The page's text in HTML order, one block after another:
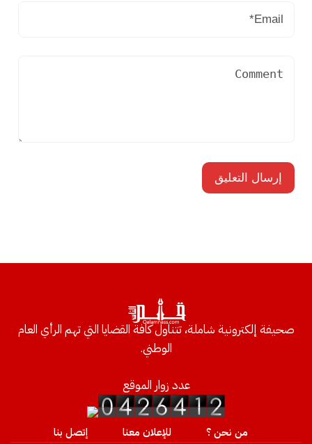
صحيفة إلكترونية شاملة، تتناول كافة القضايا التي تهم الرأي العام
الوطني.
عدد زوار الموقع
من نحن ؟ للإعلان معنا إتصل بنا